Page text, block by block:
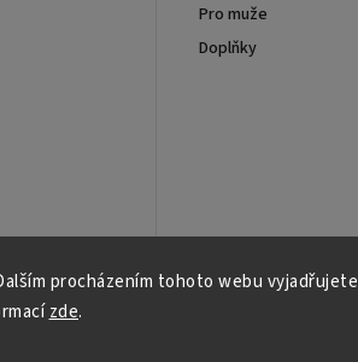
procházením tohoto webu vyjadřujete
zde.
Pro muže
Doplňky